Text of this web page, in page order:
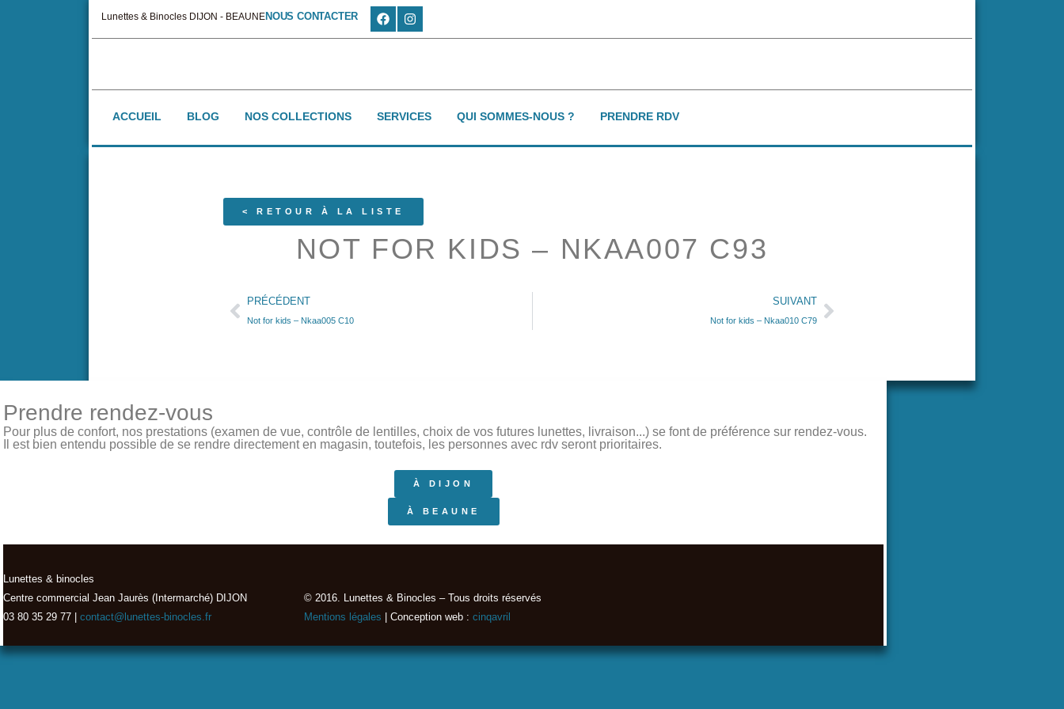
Lunettes & Binocles DIJON - BEAUNENOUS CONTACTER
ACCUEIL BLOG NOS COLLECTIONS SERVICES QUI SOMMES-NOUS ? PRENDRE RDV
< RETOUR À LA LISTE
NOT FOR KIDS – NKAA007 C93
PRÉCÉDENT
Not for kids – Nkaa005 C10
SUIVANT
Not for kids – Nkaa010 C79
Prendre rendez-vous
Pour plus de confort, nos prestations (examen de vue, contrôle de lentilles, choix de vos futures lunettes, livraison...) se font de préférence sur rendez-vous.
Il est bien entendu possible de se rendre directement en magasin, toutefois, les personnes avec rdv seront prioritaires.
À DIJON
À BEAUNE
Lunettes & binocles
Centre commercial Jean Jaurès (Intermarché) DIJON
03 80 35 29 77 |
contact@lunettes-binocles.fr
© 2016. Lunettes & Binocles – Tous droits réservés​
Mentions légales | Conception web : cinqavril